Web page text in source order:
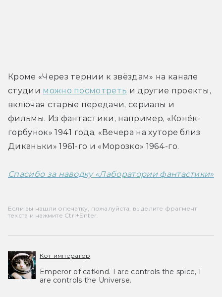
Кроме «Через тернии к звёздам» на канале
студии можно посмотреть и другие проекты,
включая старые передачи, сериалы и
фильмы. Из фантастики, например, «Конёк-
горбунок» 1941 года, «Вечера на хуторе близ
Диканьки» 1961-го и «Морозко» 1964-го.
Спасибо за наводку «Лаборатории фантастики»
Если вы нашли опечатку, пожалуйста, выделите фрагмент
текста и нажмите Ctrl+Enter.
Кот-император
Emperor of catkind. I are controls the spice, I
are controls the Universe.